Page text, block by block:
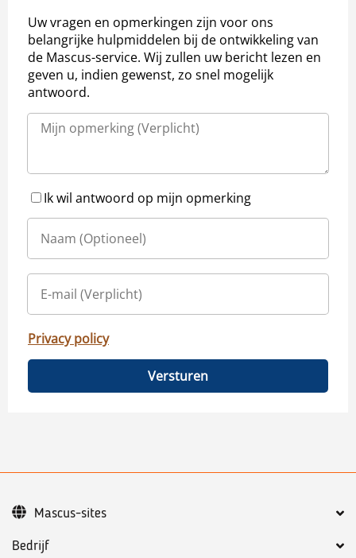
Uw vragen en opmerkingen zijn voor ons
belangrijke hulpmiddelen bij de ontwikkeling van
de Mascus-service. Wij zullen uw bericht lezen en
geven u, indien gewenst, zo snel mogelijk
antwoord.
Ik wil antwoord op mijn opmerking
Privacy policy
Versturen
Bedrijf
Mascus-sites